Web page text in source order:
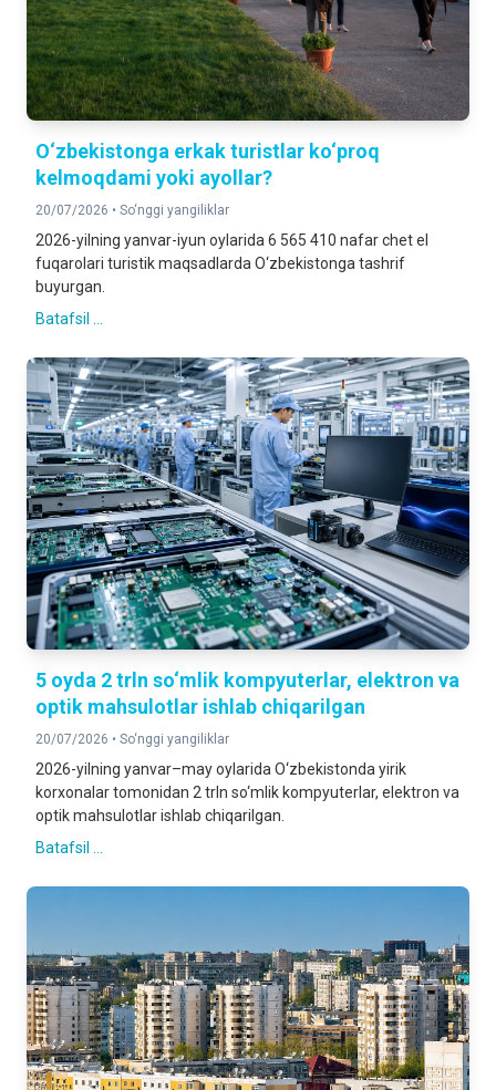
O‘zbekistonga erkak turistlar ko‘proq
kelmoqdami yoki ayollar?
20/07/2026 • So‘nggi yangiliklar
2026-yilning yanvar-iyun oylarida 6 565 410 nafar chet el
fuqarolari turistik maqsadlarda O‘zbekistonga tashrif
buyurgan.
Batafsil ...
5 oyda 2 trln so‘mlik kompyuterlar, elektron va
optik mahsulotlar ishlab chiqarilgan
20/07/2026 • So‘nggi yangiliklar
2026-yilning yanvar–may oylarida O‘zbekistonda yirik
korxonalar tomonidan 2 trln so‘mlik kompyuterlar, elektron va
optik mahsulotlar ishlab chiqarilgan.
Batafsil ...